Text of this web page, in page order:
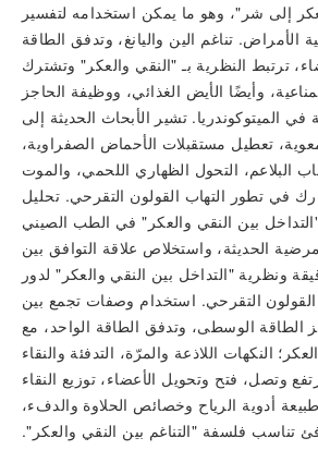
إلى شر"، وهو ما يمكن استخدامه لتفسير
الأمراض. تناغم الين واليانغ، وتدفق الطاقة
ترتبط النظرية بـ "النقي والعكر" وتشترك
وأيضًا الأيض الغذائي، ووظيفة الحاجز
في الميتوكوندريا. تشير الأبحاث الحديثة إلى
تعطيل مستقبلات الأحماض الصفراوية،
البلاعم، التحول الظهاري اللحمي، والموت
في تطور التهاب القولون التقرحي. تحليل
بين النقي والعكر" في الطب الصيني
الحديثة، واستخلاص علاقة التوافق بين
ونظرية "التداخل بين النقي والعكر" لدور
القولون التقرحي. استخدام وصفات تجمع بين
الطاقة الوسطى، وتدفق الطاقة الواحد، مع
النكهات اللاذعة والمرّة، التدفئة والنقاء
وتصل، فتح وتحويل الأعضاء، توزيع النقاء
أدوية الرياح وخصائص الحلاوة والدفء،
تناسب فلسفة "التناغم بين النقي والعكر".